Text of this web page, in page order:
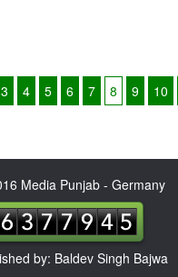
3 4 5 6 7 8 9 10
Media Punjab - Germany
by: Baldev Singh Bajwa